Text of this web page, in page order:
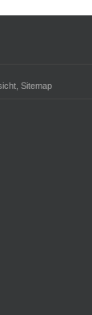
Sitemap